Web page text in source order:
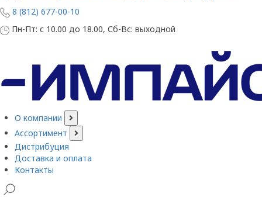
8 (812) 677-00-10
Пн-Пт: с 10.00 до 18.00, Сб-Вс: выходной
О компании
Ассортимент
Дистрибуция
Доставка и оплата
Контакты